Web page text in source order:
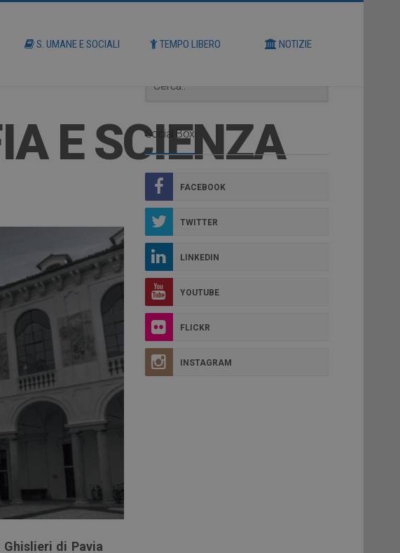
S. UMANE E SOCIALI TEMPO LIBERO NOTIZIE
E SCIENZA
di Pavia
Social Box
FACEBOOK
TWITTER
LINKEDIN
YOUTUBE
FLICKR
INSTAGRAM